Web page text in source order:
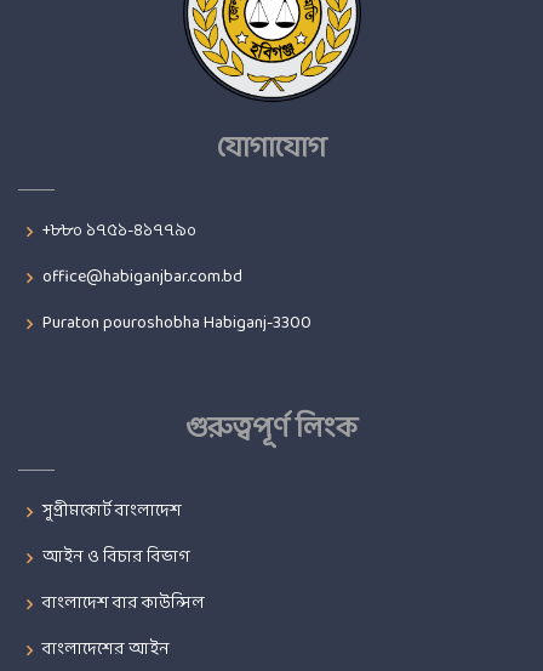
যোগাযোগ
+৮৮০ ১৭৫১-৪১৭৭৯০
office@habiganjbar.com.bd
Puraton pouroshobha Habiganj-3300
গুরুত্বপূর্ণ লিংক
সুপ্রীমকোর্ট বাংলাদেশ
আইন ও বিচার বিভাগ
বাংলাদেশ বার কাউন্সিল
বাংলাদেশের আইন